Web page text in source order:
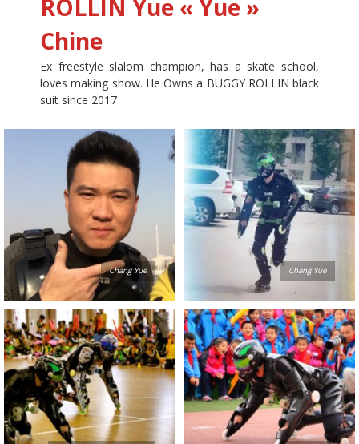
ROLLIN Yue « Yue »
Chine
Ex freestyle slalom champion, has a skate school,
loves making show. He Owns a BUGGY ROLLIN black
suit since 2017
Chang Yue Chang Yue